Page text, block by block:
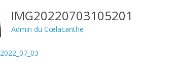
IMG20220703105201
Admin du Cœlacanthe
2022_07_03